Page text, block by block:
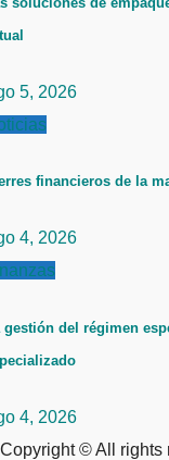
5, 2026
financieros de la
4, 2026
gestión del régimen
4, 2026
Copyright © All rights